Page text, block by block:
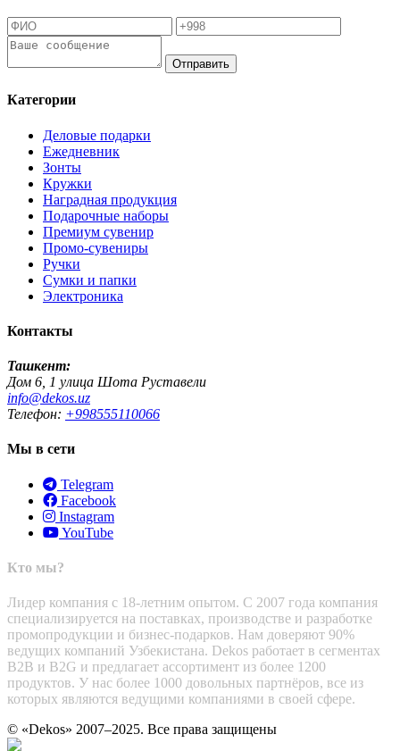
Отправить
Категории
Деловые подарки
Ежедневник
Зонты
Кружки
Наградная продукция
Подарочные наборы
Премиум сувенир
Промо-сувениры
Ручки
Сумки и папки
Электроника
Контакты
Ташкент:
Дом 6, 1 улица Шота Руставели
info@dekos.uz
Телефон: +998555110066
Мы в сети
Telegram
Facebook
Instagram
YouTube
Кто мы?
Лидер компания с 18-летним опытом. С 2007 года компания
специализируется на поставках, производстве и разработке
промопродукции и бизнес-подарков. Нам доверяют 90%
ведущих компаний Узбекистана. Dekos работает в сегментах
B2B и B2G и предлагает ассортимент из более 1200
продуктов. У нас более 1000 довольных партнёров, все из
которых являются ведущими компаниями в своей сфере.
© «Dekos» 2007–2025. Все права защищены